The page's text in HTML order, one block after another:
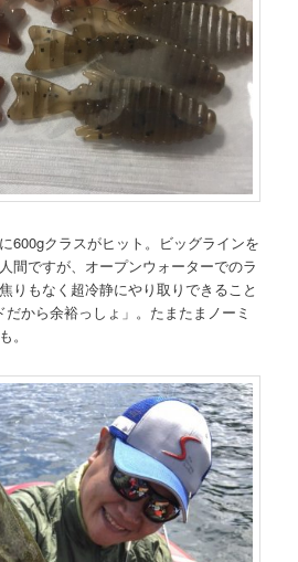
600gクラスがヒット。ビッグラインを
間ですが、オープンウォーターでのラ
りもなく超冷静にやり取りできること
から余裕っしょ」。たまたまノーミ
。